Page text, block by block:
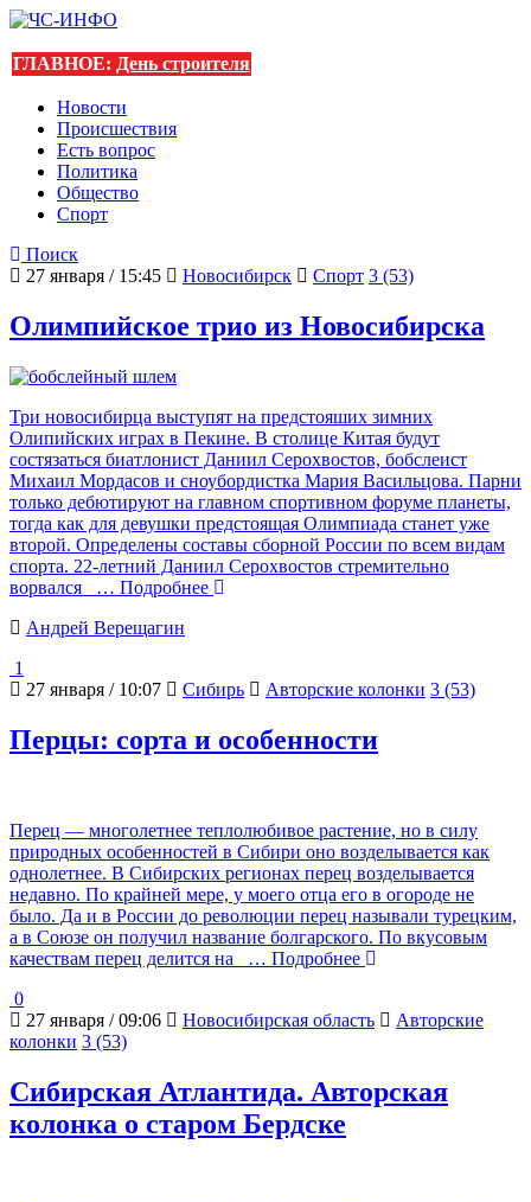
ГЛАВНОЕ: День строителя
Новости
Происшествия
Есть вопрос
Политика
Общество
Спорт
Поиск
27 января / 15:45
Новосибирск Спорт 3 (53)
Олимпийское трио из Новосибирска
Три новосибирца выступят на предстояших зимних
Олипийских играх в Пекине. В столице Китая будут
состязаться биатлонист Даниил Серохвостов, бобслеист
Михаил Мордасов и сноубордистка Мария Васильцова. Парни
только дебютируют на главном спортивном форуме планеты,
тогда как для девушки предстоящая Олимпиада станет уже
второй. Определены составы сборной России по всем видам
спорта. 22-летний Даниил Серохвостов стремительно
ворвался
… Подробнее
Андрей Верещагин
1
27 января / 10:07
Сибирь Авторские колонки 3 (53)
Перцы: сорта и особенности
Перец — многолетнее теплолюбивое растение, но в силу
природных особенностей в Сибири оно возделывается как
однолетнее. В Сибирских регионах перец возделывается
недавно. По крайней мере, у моего отца его в огороде не
было. Да и в России до революции перец называли турецким,
а в Союзе он получил название болгарского. По вкусовым
качествам перец делится на
… Подробнее
0
27 января / 09:06
Новосибирская область
Авторские
колонки 3 (53)
Сибирская Атлантида. Авторская
колонка о старом Бердске